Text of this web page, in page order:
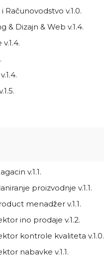
Računovodstvo v.1.0.
& Dizajn & Web v.1.4.
v.1.1.
proizvodnje v.1.1.
menadžer v.1.1.
ino prodaje v.1.2.
kontrole kvaliteta v.1.0.
nabavke v.1.1.